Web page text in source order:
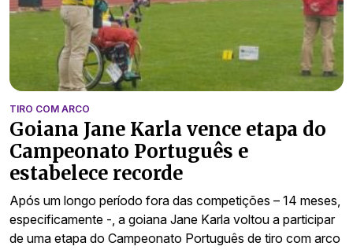
TIRO COM ARCO
Goiana Jane Karla vence etapa do
Campeonato Português e
estabelece recorde
Após um longo período fora das competições – 14 meses,
especificamente -, a goiana Jane Karla voltou a participar
de uma etapa do Campeonato Português de tiro com arco